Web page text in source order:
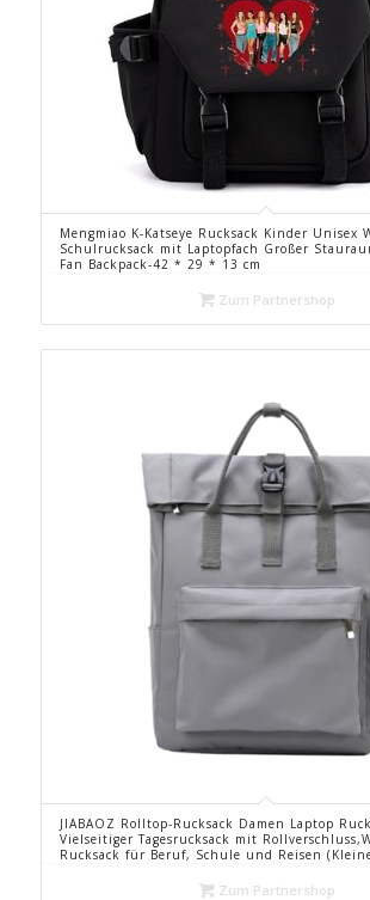
Mengmiao K-Katseye Rucksack Kinder Unisex
Schulrucksack mit Laptopfach Großer
Fan Backpack-42 * 29 * 13 cm
Zum Partnershop
JIABAOZ Rolltop-Rucksack Damen Laptop
Vielseitiger Tagesrucksack mit
Rucksack für Beruf, Schule und Reisen
Zum Partnershop